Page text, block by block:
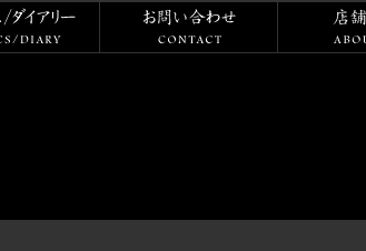
トピックス/ダイアリー お問い合わせ